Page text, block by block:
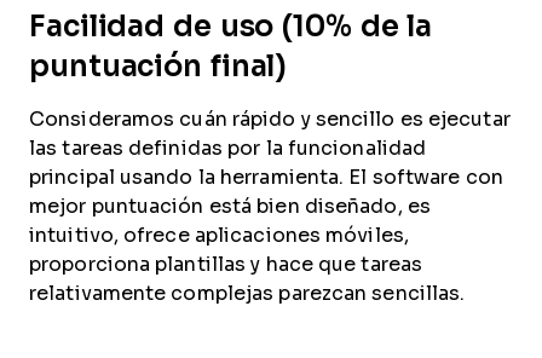
Facilidad de uso (10% de la
puntuación final)
Consideramos cuán rápido y sencillo es ejecutar
las tareas definidas por la funcionalidad
principal usando la herramienta. El software con
mejor puntuación está bien diseñado, es
intuitivo, ofrece aplicaciones móviles,
proporciona plantillas y hace que tareas
relativamente complejas parezcan sencillas.